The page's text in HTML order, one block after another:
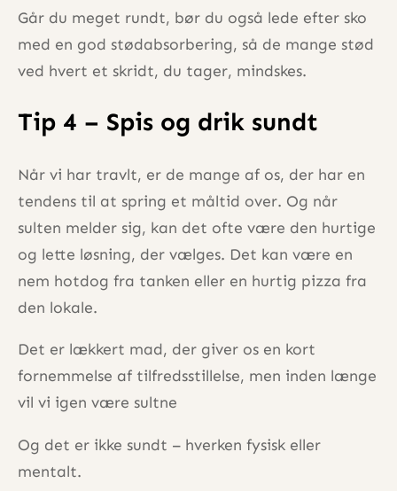
Går du meget rundt, bør du også lede efter sko
med en god stødabsorbering, så de mange stød
ved hvert et skridt, du tager, mindskes.
Tip 4 – Spis og drik sundt
Når vi har travlt, er de mange af os, der har en
tendens til at spring et måltid over. Og når
sulten melder sig, kan det ofte være den hurtige
og lette løsning, der vælges. Det kan være en
nem hotdog fra tanken eller en hurtig pizza fra
den lokale.
Det er lækkert mad, der giver os en kort
fornemmelse af tilfredsstillelse, men inden længe
vil vi igen være sultne
Og det er ikke sundt – hverken fysisk eller
mentalt.